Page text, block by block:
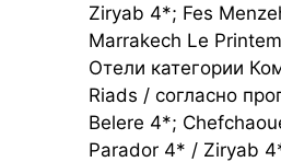
Ziryab 4*; Fes
Marrakech Le
Отели категории
Riads / согласно
Belere 4*;
Parador 4* / Ziryab